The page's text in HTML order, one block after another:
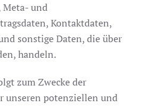
Meta- und
Kontaktdaten,
sonstige Daten, die über
handeln.
zum Zwecke der
unseren potenziellen und